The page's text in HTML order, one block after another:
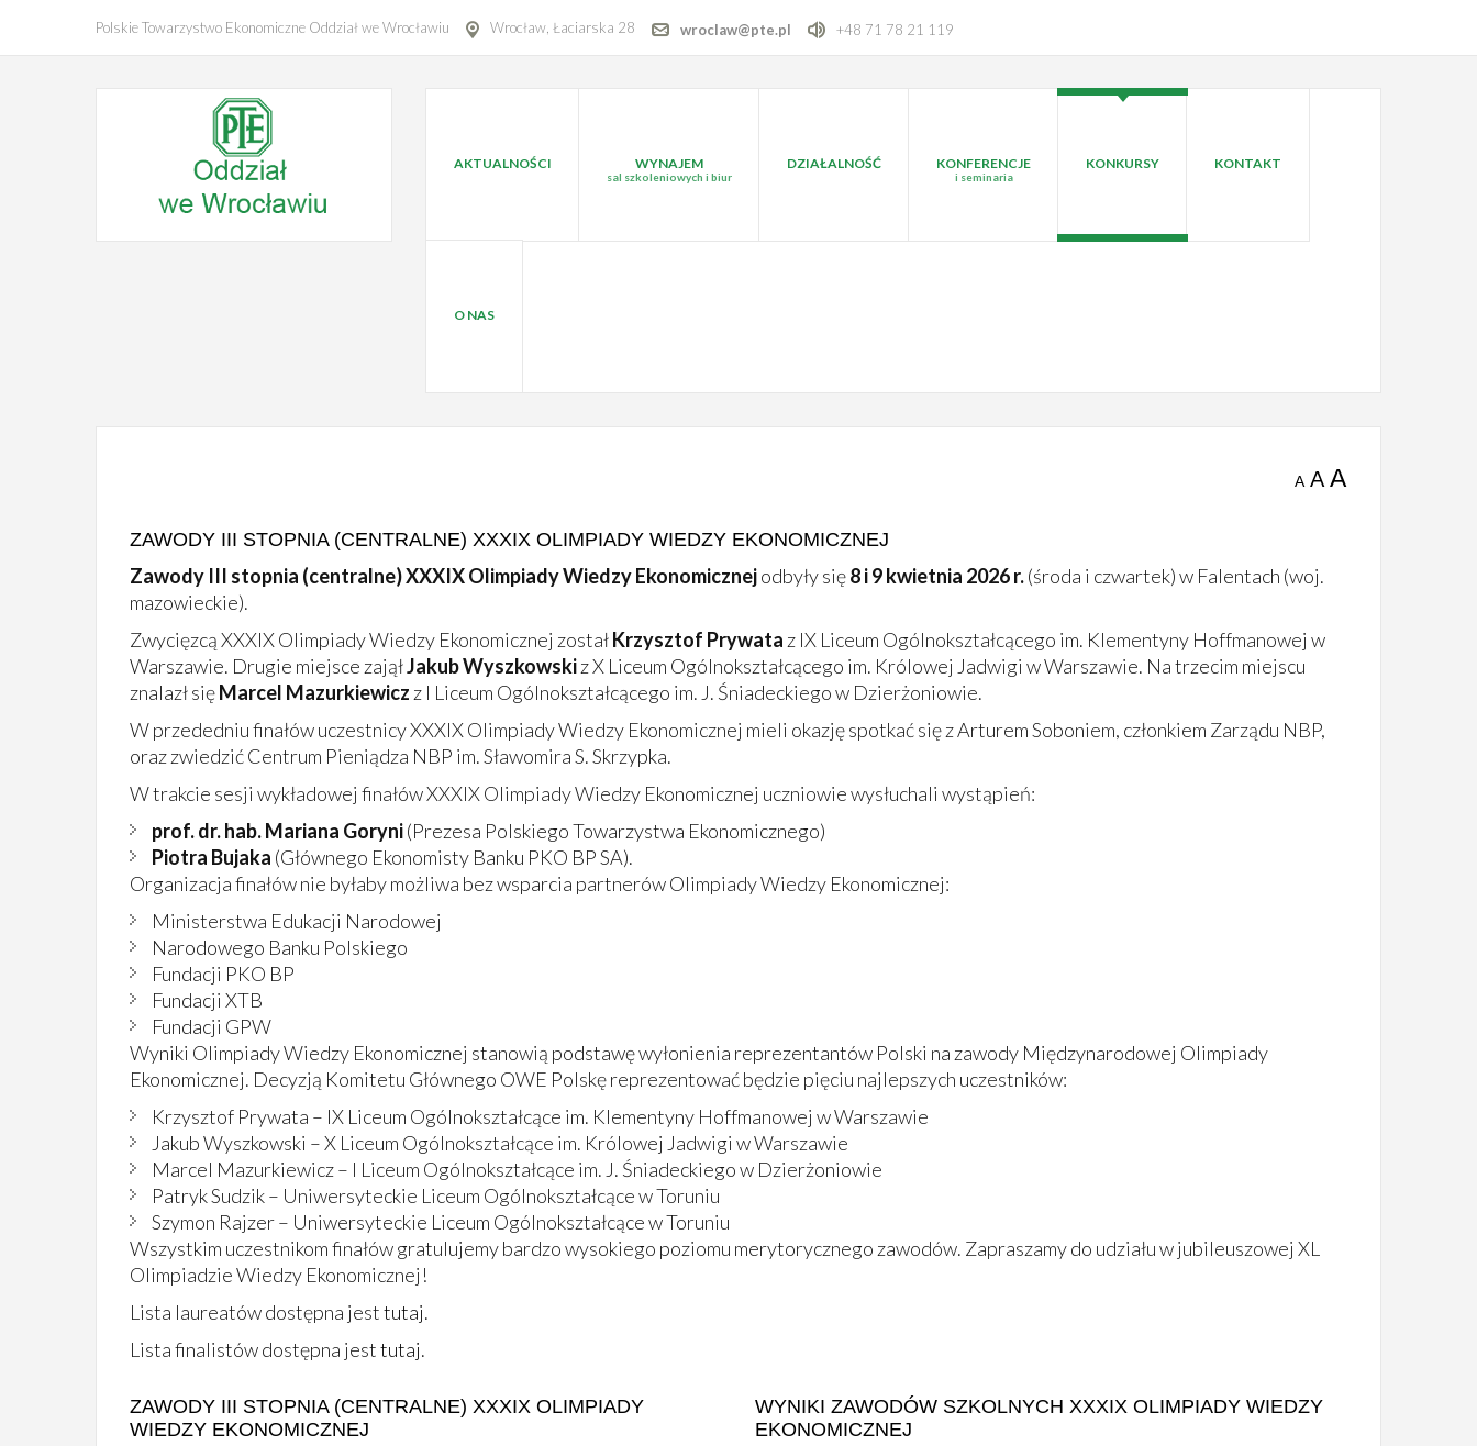
Polskie Towarzystwo Ekonomiczne Oddział we Wrocławiu Wrocław, Łaciarska 28 wroclaw@pte.pl +48 71 78 21 119
AKTUALNOŚCI WYNAJEM
sal szkoleniowych i biur
DZIAŁALNOŚĆ KONFERENCJE
i seminaria
KONKURSY KONTAKT
O NAS
A A A
ZAWODY III STOPNIA (CENTRALNE) XXXIX OLIMPIADY WIEDZY EKONOMICZNEJ
Zawody III stopnia (centralne) XXXIX Olimpiady Wiedzy Ekonomicznejodbyły się8 i 9 kwietnia 2026 r.(środa i czwartek) w Falentach (woj.
mazowieckie).
Zwycięzcą XXXIX Olimpiady Wiedzy Ekonomicznej zostałKrzysztof Prywata z IX Liceum Ogólnokształcącego im. Klementyny Hoffmanowej w
Warszawie. Drugie miejsce zająłJakub Wyszkowskiz X Liceum Ogólnokształcącego im. Królowej Jadwigi w Warszawie. Na trzecim miejscu
znalazł sięMarcel Mazurkiewicz z I Liceum Ogólnokształcącego im. J. Śniadeckiego w Dzierżoniowie.
W przededniu finałów uczestnicy XXXIX Olimpiady Wiedzy Ekonomicznej mieli okazję spotkać się z Arturem Soboniem, członkiem Zarządu NBP,
oraz zwiedzić Centrum Pieniądza NBP im. Sławomira S. Skrzypka.
W trakcie sesji wykładowej finałów XXXIX Olimpiady Wiedzy Ekonomicznej uczniowie wysłuchali wystąpień:
prof. dr. hab. Mariana Goryni(Prezesa Polskiego Towarzystwa Ekonomicznego)
Piotra Bujaka (Głównego Ekonomisty Banku PKO BP SA).
Organizacja finałów nie byłaby możliwa bez wsparcia partnerów Olimpiady Wiedzy Ekonomicznej:
Ministerstwa Edukacji Narodowej
Narodowego Banku Polskiego
Fundacji PKO BP
Fundacji XTB
Fundacji GPW
Wyniki Olimpiady Wiedzy Ekonomicznej stanowią podstawę wyłonienia reprezentantów Polski na zawody Międzynarodowej Olimpiady
Ekonomicznej. Decyzją Komitetu Głównego OWE Polskę reprezentować będzie pięciu najlepszych uczestników:
Krzysztof Prywata – IX Liceum Ogólnokształcące im. Klementyny Hoffmanowej w Warszawie
Jakub Wyszkowski – X Liceum Ogólnokształcące im. Królowej Jadwigi w Warszawie
Marcel Mazurkiewicz – I Liceum Ogólnokształcące im. J. Śniadeckiego w Dzierżoniowie
Patryk Sudzik – Uniwersyteckie Liceum Ogólnokształcące w Toruniu
Szymon Rajzer – Uniwersyteckie Liceum Ogólnokształcące w Toruniu
Wszystkim uczestnikom finałów gratulujemy bardzo wysokiego poziomu merytorycznego zawodów. Zapraszamy do udziału w jubileuszowej XL
Olimpiadzie Wiedzy Ekonomicznej!
Lista laureatów dostępna jesttutaj.
Lista finalistów dostępna jesttutaj.
ZAWODY III STOPNIA (CENTRALNE) XXXIX OLIMPIADY
WIEDZY EKONOMICZNEJ
WYNIKI ZAWODÓW SZKOLNYCH XXXIX OLIMPIADY WIEDZY
EKONOMICZNEJ